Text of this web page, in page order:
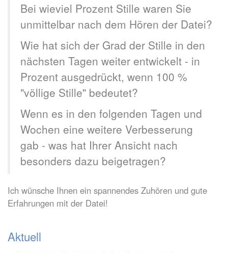
Bei wieviel Prozent Stille waren Sie
unmittelbar nach dem Hören der Datei?
Wie hat sich der Grad der Stille in den
nächsten Tagen weiter entwickelt - in
Prozent ausgedrückt, wenn 100 %
"völlige Stille" bedeutet?
Wenn es in den folgenden Tagen und
Wochen eine weitere Verbesserung
gab - was hat Ihrer Ansicht nach
besonders dazu beigetragen?
Ich wünsche Ihnen ein spannendes Zuhören und gute
Erfahrungen mit der Datei!
Aktuell